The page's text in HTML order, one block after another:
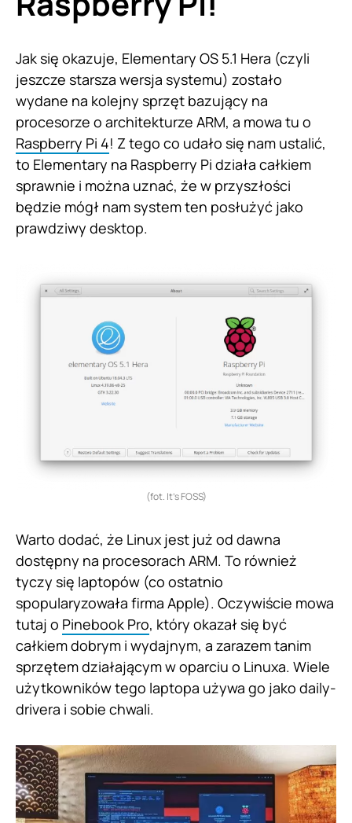
Jak się okazuje, Elementary OS 5.1 Hera (czyli
jeszcze starsza wersja systemu) zostało
wydane na kolejny sprzęt bazujący na
procesorze o architekturze ARM, a mowa tu o
Raspberry Pi 4! Z tego co udało się nam ustalić,
to Elementary na Raspberry Pi działa całkiem
sprawnie i można uznać, że w przyszłości
będzie mógł nam system ten posłużyć jako
prawdziwy desktop.
(fot. It’s FOSS)
Warto dodać, że Linux jest już od dawna
dostępny na procesorach ARM. To również
tyczy się laptopów (co ostatnio
spopularyzowała firma Apple). Oczywiście mowa
tutaj o Pinebook Pro, który okazał się być
całkiem dobrym i wydajnym, a zarazem tanim
sprzętem działającym w oparciu o Linuxa. Wiele
użytkowników tego laptopa używa go jako daily-
drivera i sobie chwali.